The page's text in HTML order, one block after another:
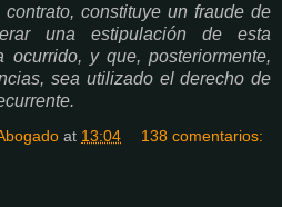
constituye un fraude de
una estipulación de esta
ocurrido, y que, posteriormente,
sea utilizado el derecho de
at 13:04 138 comentarios: